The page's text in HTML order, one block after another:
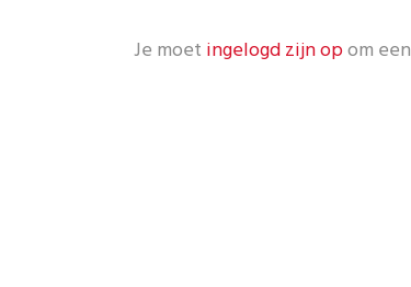
Je moet ingelogd zijn opom